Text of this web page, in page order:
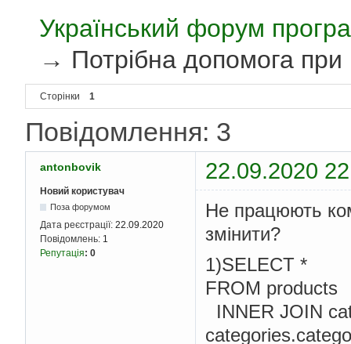
Український форум
→ Потрібна допомога
Сторінки 1
Повідомлення: 3
antonbovik 22.09.2020
Новий користувач
Поза форумом
Дата реєстрації: 22.09.2020
Повідомлень: 1
Репутація: 0
Не працюють
змінити?
1)SELECT *
FROM products
INNER JOIN